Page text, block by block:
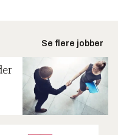
Se flere jobber